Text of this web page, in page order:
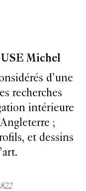
Michel
d’une
recherches
intérieure
;
et dessins